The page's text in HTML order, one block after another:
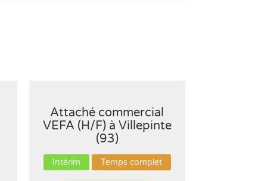
Attaché commercial
VEFA (H/F) à Villepinte
(93)
Intérim Temps complet